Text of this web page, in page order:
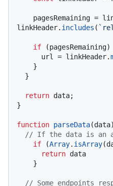
linkHeader. includes (
if
      url = linkHeader.
return data;
}
function parseData(data
// If the data is an
if (Array. isArray
return data
// Some endpoints